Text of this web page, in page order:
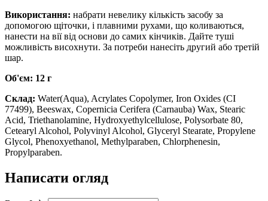
Використання: набрати невелику кількість засобу за
допомогою щіточки, і плавними рухами, що коливаються,
нанести на вії від основи до самих кінчиків. Дайте туші
можливість висохнути. За потреби нанесіть другий або третій
шар.
Об'єм: 12 г
Склад: Water(Aqua), Acrylates Copolymer, Iron Oxides (CI
77499), Beeswax, Copernicia Cerifera (Carnauba) Wax, Stearic
Acid, Triethanolamine, Hydroxyethylcellulose, Polysorbate 80,
Cetearyl Alcohol, Polyvinyl Alcohol, Glyceryl Stearate, Propylene
Glycol, Phenoxyethanol, Methylparaben, Chlorphenesin,
Propylparaben.
Написати огляд